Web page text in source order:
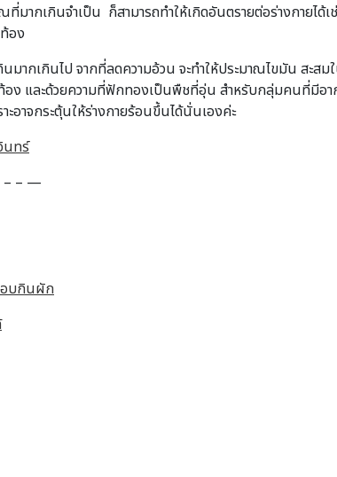
ากเกินจำเป็น ก็สามารถทำให้เกิดอันตรายต่อร่างกายไ
อง
มากเกินไป จากที่ลดความอ้วน จะทำให้ประมาณไขมัน สะ
อง และด้วยความที่ฟักทองเป็นพืชที่อุ่น สำหรับกลุ่มคนที่มีอา
อาจกระตุ้นให้ร่างกายร้อนขึ้นได้นั่นเองค่ะ
นทร์
– – —
อบกินผัก